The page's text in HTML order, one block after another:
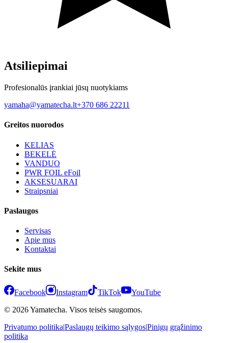
Atsiliepimai
Profesionalūs įrankiai jūsų nuotykiams
yamaha@yamatecha.lt+370 686 22211
Greitos nuorodos
KELIAS
BEKELĖ
VANDUO
PWR FOIL eFoil
AKSESUARAI
Straipsniai
Paslaugos
Servisas
Apie mus
Kontaktai
Sekite mus
Facebook Instagram TikTok
YouTube
© 2026 Yamatecha. Visos teisės saugomos.
Privatumo politika|Paslaugų teikimo sąlygos|Pinigų grąžinimo
politika